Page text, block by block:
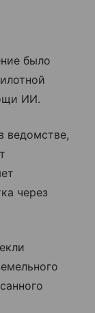
было
ИИ.
ведомстве,
через